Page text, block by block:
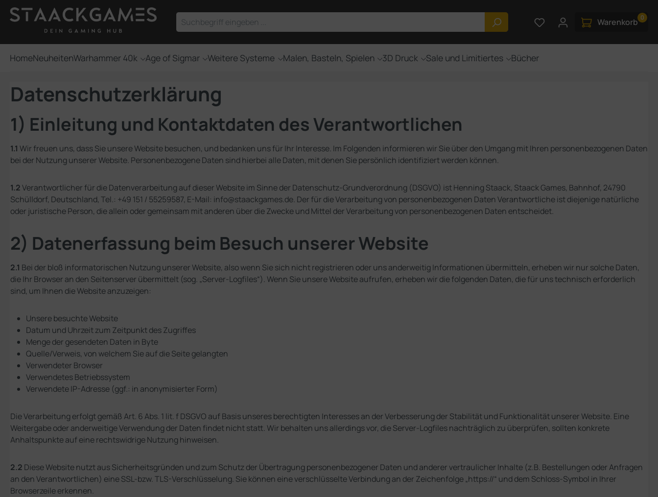
Hauptinhalt springen
Zur Suche springen
Du hast 0 Produkte auf dem
Warenkorb 0
HomeNeuheitenWarhammer 40k Age of Sigmar Weitere Systeme Malen, Basteln, Spielen 3D Druck Sale und Limitiertes Bücher
Datenschutzerklärung
1) Einleitung und Kontaktdaten des Verantwortlichen
1.1 Wir freuen uns, dass Sie unsere Website besuchen, und bedanken uns für Ihr Interesse. Im Folgenden informieren wir Sie über den Umgang mit Ihren personenbezogenen Daten
bei der Nutzung unserer Website. Personenbezogene Daten sind hierbei alle Daten, mit denen Sie persönlich identifiziert werden können.
1.2Verantwortlicher für die Datenverarbeitung auf dieser Website im Sinne der Datenschutz-Grundverordnung (DSGVO) ist Henning Staack, Staack Games, Bahnhof, 24790
Schülldorf, Deutschland, Tel.: +49 151 / 55259587, E-Mail: info@staackgames.de. Der für die Verarbeitung von personenbezogenen Daten Verantwortliche ist diejenige natürliche
oder juristische Person, die allein oder gemeinsam mit anderen über die Zwecke und Mittel der Verarbeitung von personenbezogenen Daten entscheidet.
2) Datenerfassung beim Besuch unserer Website
2.1 Bei der bloß informatorischen Nutzung unserer Website, also wenn Sie sich nicht registrieren oder uns anderweitig Informationen übermitteln, erheben wir nur solche Daten,
die Ihr Browser an den Seitenserver übermittelt (sog. „Server-Logfiles“). Wenn Sie unsere Website aufrufen, erheben wir die folgenden Daten, die für uns technisch erforderlich
sind, um Ihnen die Website anzuzeigen:
Unsere besuchte Website
Datum und Uhrzeit zum Zeitpunkt des Zugriffes
Menge der gesendeten Daten in Byte
Quelle/Verweis, von welchem Sie auf die Seite gelangten
Verwendeter Browser
Verwendetes Betriebssystem
Verwendete IP-Adresse (ggf.: in anonymisierter Form)
Die Verarbeitung erfolgt gemäß Art. 6 Abs. 1 lit. f DSGVO auf Basis unseres berechtigten Interesses an der Verbesserung der Stabilität und Funktionalität unserer Website. Eine
Weitergabe oder anderweitige Verwendung der Daten findet nicht statt. Wir behalten uns allerdings vor, die Server-Logfiles nachträglich zu überprüfen, sollten konkrete
Anhaltspunkte auf eine rechtswidrige Nutzung hinweisen.
2.2 Diese Website nutzt aus Sicherheitsgründen und zum Schutz der Übertragung personenbezogener Daten und anderer vertraulicher Inhalte (z.B. Bestellungen oder Anfragen
an den Verantwortlichen) eine SSL-bzw. TLS-Verschlüsselung. Sie können eine verschlüsselte Verbindung an der Zeichenfolge „https://“ und dem Schloss-Symbol in Ihrer
Browserzeile erkennen.